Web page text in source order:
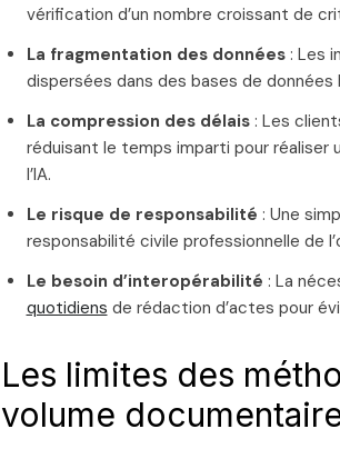
vérification d’un nombre croissant de
La fragmentation des données: Les
dispersées dans des bases de données
La compression des délais: Les
réduisant le temps imparti pour réaliser
l’IA.
Le risque de responsabilité : Une
responsabilité civile professionnelle de
Le besoin d’interopérabilité : La
quotidiens de rédaction d’actes pour
Les limites des
volume